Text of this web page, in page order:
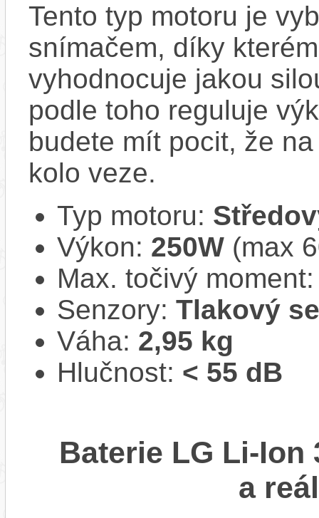
Tento typ motoru je
snímačem, díky
vyhodnocuje jakou
podle toho reguluje
budete mít pocit, že
kolo veze.
Typ motoru:
Výkon: 250W (max
Max. točivý
Senzory: Tlakový
Váha: 2,95 kg
Hlučnost: < 55 dB
Baterie LG Li-Ion
a